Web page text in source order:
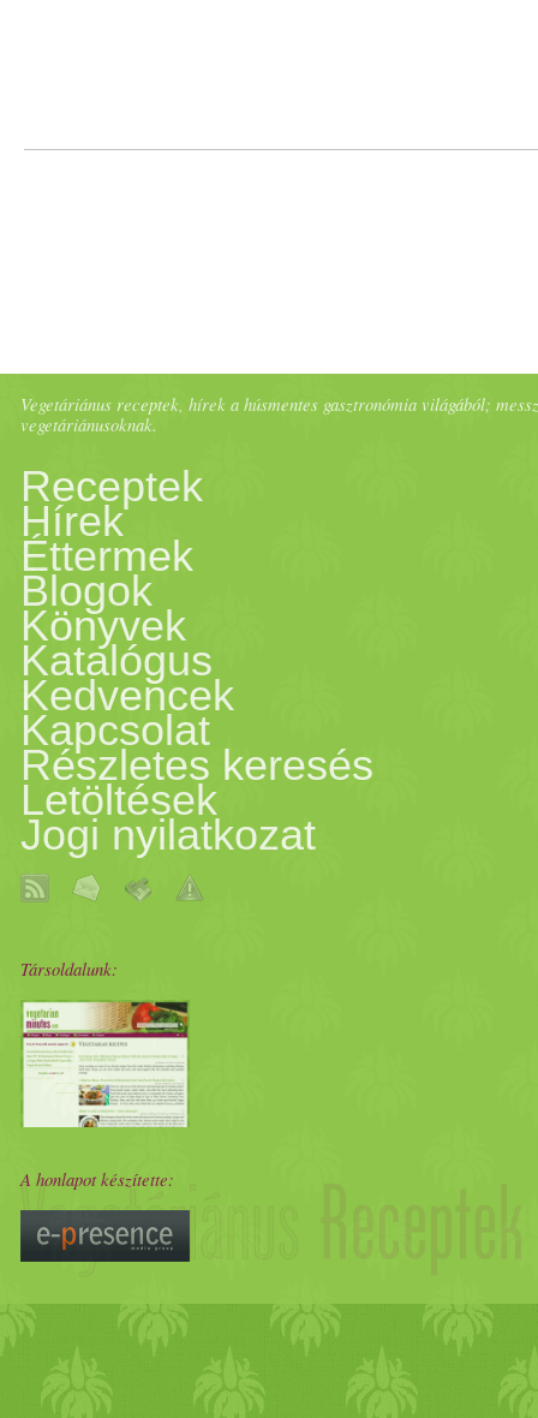
Vegetáriánus receptek, hírek a húsmentes gasztronómia világából;
vegetáriánusoknak.
Receptek
Hírek
Éttermek
Blogok
Könyvek
Katalógus
Kedvencek
Kapcsolat
Részletes keresés
Letöltések
Jogi nyilatkozat
Társoldalunk:
A honlapot készítette: